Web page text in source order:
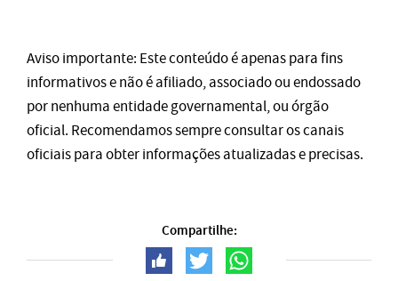
Aviso importante: Este conteúdo é apenas para fins
informativos e não é afiliado, associado ou endossado
por nenhuma entidade governamental, ou órgão
oficial. Recomendamos sempre consultar os canais
oficiais para obter informações atualizadas e precisas.
Compartilhe: